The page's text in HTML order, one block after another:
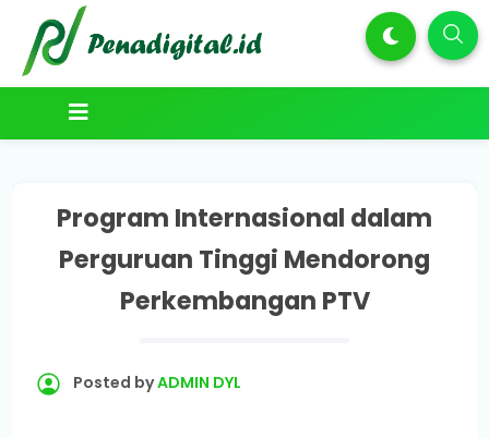
Program Internasional dalam
Perguruan Tinggi Mendorong
Perkembangan PTV
Posted byADMIN DYL